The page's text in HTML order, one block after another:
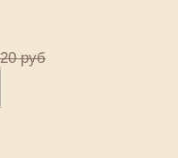
руб